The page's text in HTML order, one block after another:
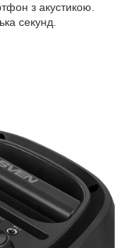
з акустикою.
секунд.